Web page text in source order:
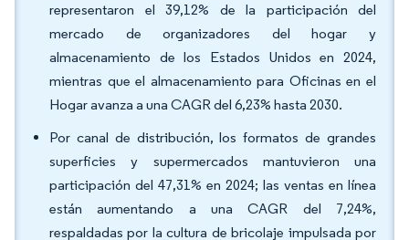
representaron el 39,12% de la participación del
mercado de organizadores del hogar y
almacenamiento de los Estados Unidos en 2024,
mientras que el almacenamiento para Oficinas en el
Hogar avanza a una CAGR del 6,23% hasta 2030.
Por canal de distribución, los formatos de grandes
superficies y supermercados mantuvieron una
participación del 47,31% en 2024; las ventas en línea
están aumentando a una CAGR del 7,24%,
respaldadas por la cultura de bricolaje impulsada por